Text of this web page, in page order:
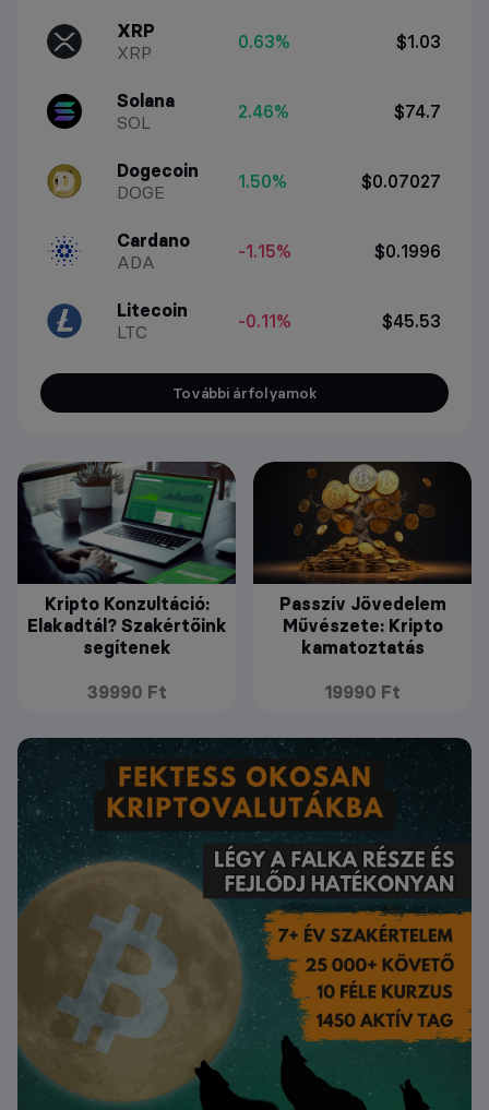
XRP
XRP
0.63% $1.03
Solana
SOL
2.46% $74.7
Dogecoin
DOGE
1.50% $0.07027
Cardano
ADA
-1.15% $0.1996
Litecoin
LTC
-0.11% $45.53
További árfolyamok
Kripto Konzultáció:
Elakadtál? Szakértőink
segítenek
39990 Ft
Passzív Jövedelem
Művészete: Kripto
kamatoztatás
19990 Ft